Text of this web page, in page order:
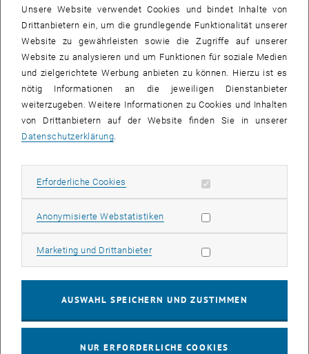
Studienabschluss-Stipendium für berufstätige Studierende
Studienabschlussstipendium der Studienbeihilfenbehörde
Fonds der österreichischen Hochschüler_innenschaft
(ÖH)
Studieren im Ausland
Beihilfe für ein Auslandsstudium
Mobilitätsstipendium
Finanzielle Förderungen für Studierende mit
Unsere Website verwendet Cookies und bindet Inhalte von
Drittanbietern ein, um die grundlegende Funktionalität unserer
Website zu gewährleisten sowie die Zugriffe auf unserer
Website zu analysieren und um Funktionen für soziale Medien
und zielgerichtete Werbung anbieten zu können. Hierzu ist es
nötig Informationen an die jeweiligen Dienstanbieter
weiterzugeben. Weitere Informationen zu Cookies und Inhalten
von Drittanbietern auf der Website finden Sie in unserer
Datenschutzerklärung
Erforderliche Cookies Erforderliche Cookies zulassen
Anonymisierte WebstatistikenStatistik Cookies zulassen
Marketing und DrittanbieterMarketing Cookies zulassen
AUSWAHL SPEICHERN UND ZUSTIMMEN
NUR ERFORDERLICHE COOKIES